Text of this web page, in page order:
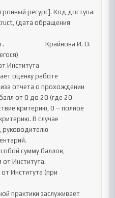
ресурс]. Код доступа:
(дата обращения
Крайнова И. О.
Института
оценку работе
отчета о прохождении
от 0 до 20 (где 20
критерию, 0 – полное
В случае
руководителю
сумму баллов,
Института.
Института (при
практики заслуживает